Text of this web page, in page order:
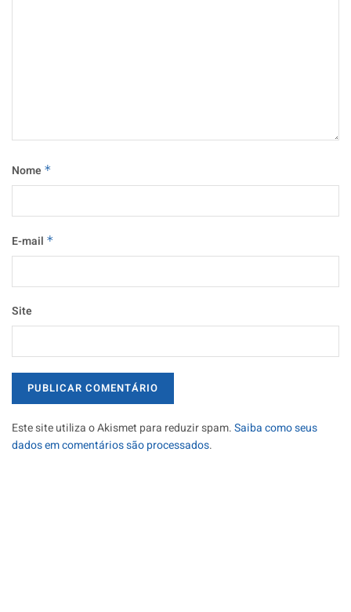
Nome *
E-mail *
Site
Este site utiliza o Akismet para reduzir spam.Saiba como seus
dados em comentários são processados.